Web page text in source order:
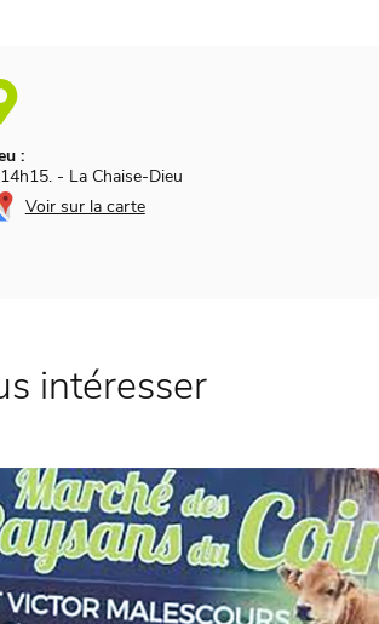
:
- La Chaise-Dieu
Voir sur la carte
intéresser